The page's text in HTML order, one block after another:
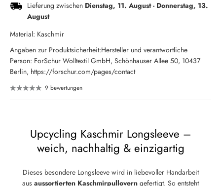
Lieferung zwischen Dienstag, 11. August- Donnerstag, 13.
August
Material: Kaschmir
Angaben zur Produktsicherheit:Hersteller und verantwortliche
Person: ForSchur Wolltextil GmbH, Schönhauser Allee 50, 10437
Berlin, https://forschur.com/pages/contact
9 bewertungen
Upcycling Kaschmir Longsleeve –
weich, nachhaltig & einzigartig
Dieses besondere Longsleeve wird in liebevoller Handarbeit
aus aussortierten Kaschmirpullovern gefertigt. So entsteht